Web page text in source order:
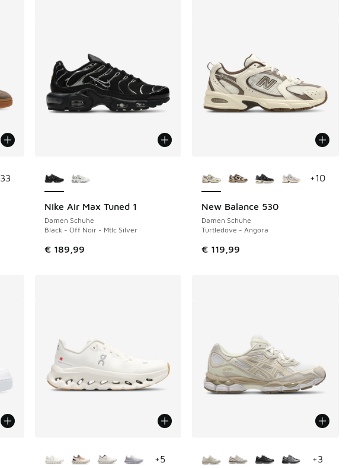
33
Nike Air Max Tuned 1
Damen Schuhe
Black - Off Noir - Mtlc Silver
€ 189,99
New Balance 530
Damen Schuhe
Turtledove - Angora
€ 119,99
+10
+5
+3